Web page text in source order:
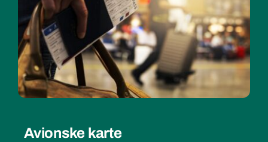
Avionske karte